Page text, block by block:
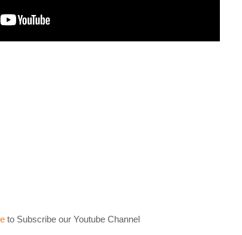
to Subscribe our Youtube Channel